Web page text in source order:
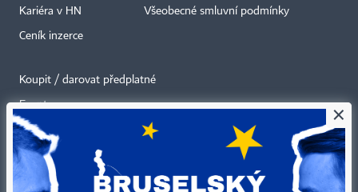
Kariéra v HN
Ceník inzerce
Všeobecné smluvní podmínky
Koupit / darovat předplatné
Eventy
Newslettery
RSS kanály
×